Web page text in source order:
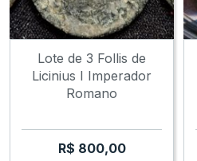
Lote de 3 Follis de
Licinius I Imperador
Romano
R$ 800,00